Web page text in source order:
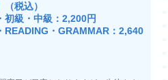
（税込）
初級・中級：2,200円
READING・GRAMMAR：2,640